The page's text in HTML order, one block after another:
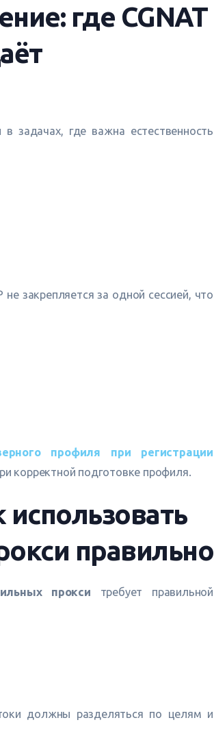
где CGNAT
задачах, где важна естественность
закрепляется за одной сессией, что
профиля при регистрации
корректной подготовке профиля.
правильно
прокси требует правильной
должны разделяться по целям и